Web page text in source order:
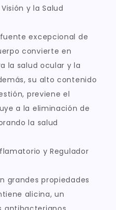
y la Salud
excepcional de
convierte en
la salud ocular y la
su alto contenido
previene el
a la eliminación de
la salud
y Regulador
grandes propiedades
alicina, un